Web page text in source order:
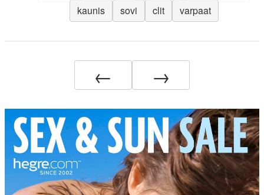
kaunis
sovi clit varpaat
← →